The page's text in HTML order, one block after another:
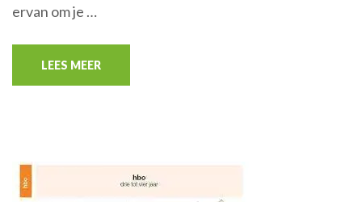
ervan om je …
LEES MEER